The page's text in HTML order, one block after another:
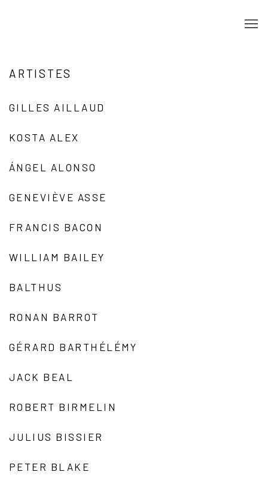
ARTISTES
GILLES AILLAUD
KOSTA ALEX
ÁNGEL ALONSO
GENEVIÈVE ASSE
FRANCIS BACON
WILLIAM BAILEY
BALTHUS
RONAN BARROT
GÉRARD BARTHÉLÉMY
JACK BEAL
ROBERT BIRMELIN
JULIUS BISSIER
PETER BLAKE